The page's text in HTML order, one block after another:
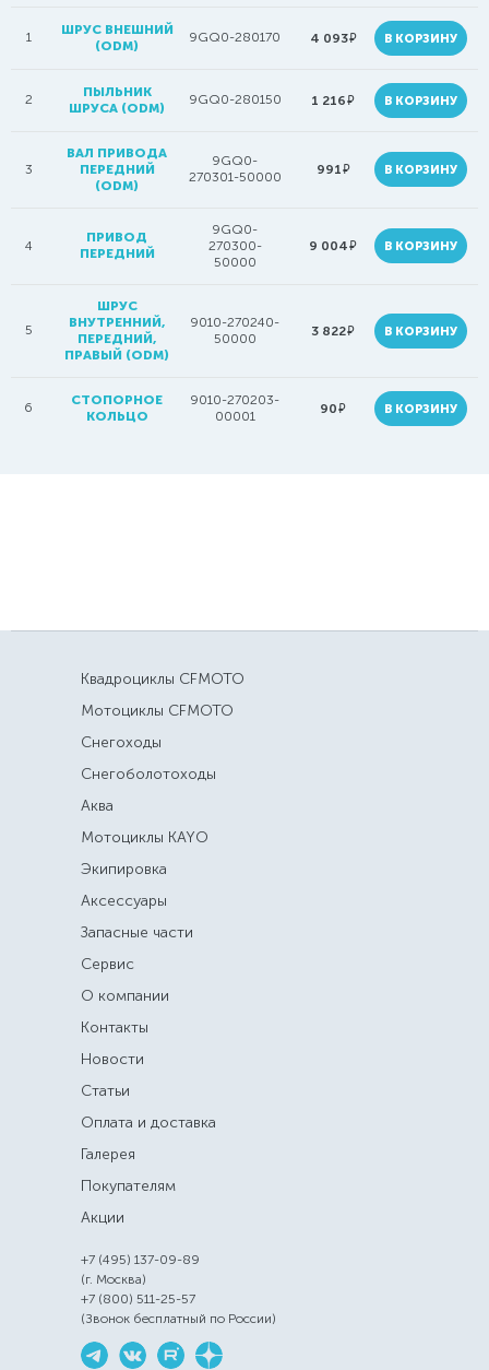
1
ШРУС ВНЕШНИЙ
(ODM)
9GQ0-280170 4 093руб. В КОРЗИНУ
2
ПЫЛЬНИК
ШРУСА (ODM)
9GQ0-280150 1 216руб. В КОРЗИНУ
3
ВАЛ ПРИВОДА
ПЕРЕДНИЙ
(ODM)
9GQ0-
270301-50000
991руб. В КОРЗИНУ
4
ПРИВОД
ПЕРЕДНИЙ
9GQ0-
270300-
50000
9 004руб. В КОРЗИНУ
5
ШРУС
ВНУТРЕННИЙ,
ПЕРЕДНИЙ,
ПРАВЫЙ (ODM)
9010-270240-
50000
3 822руб. В КОРЗИНУ
6
СТОПОРНОЕ
КОЛЬЦО
9010-270203-
00001
90руб. В КОРЗИНУ
Квадроциклы CFMOTO
Мотоциклы CFMOTO
Снегоходы
Снегоболотоходы
Аква
Мотоциклы KAYO
Экипировка
Аксессуары
Запасные части
Сервис
О компании
Контакты
Новости
Статьи
Оплата и доставка
Галерея
Покупателям
Акции
+7 (495) 137-09-89
(г. Москва)
+7 (800) 511-25-57
(Звонок бесплатный по России)